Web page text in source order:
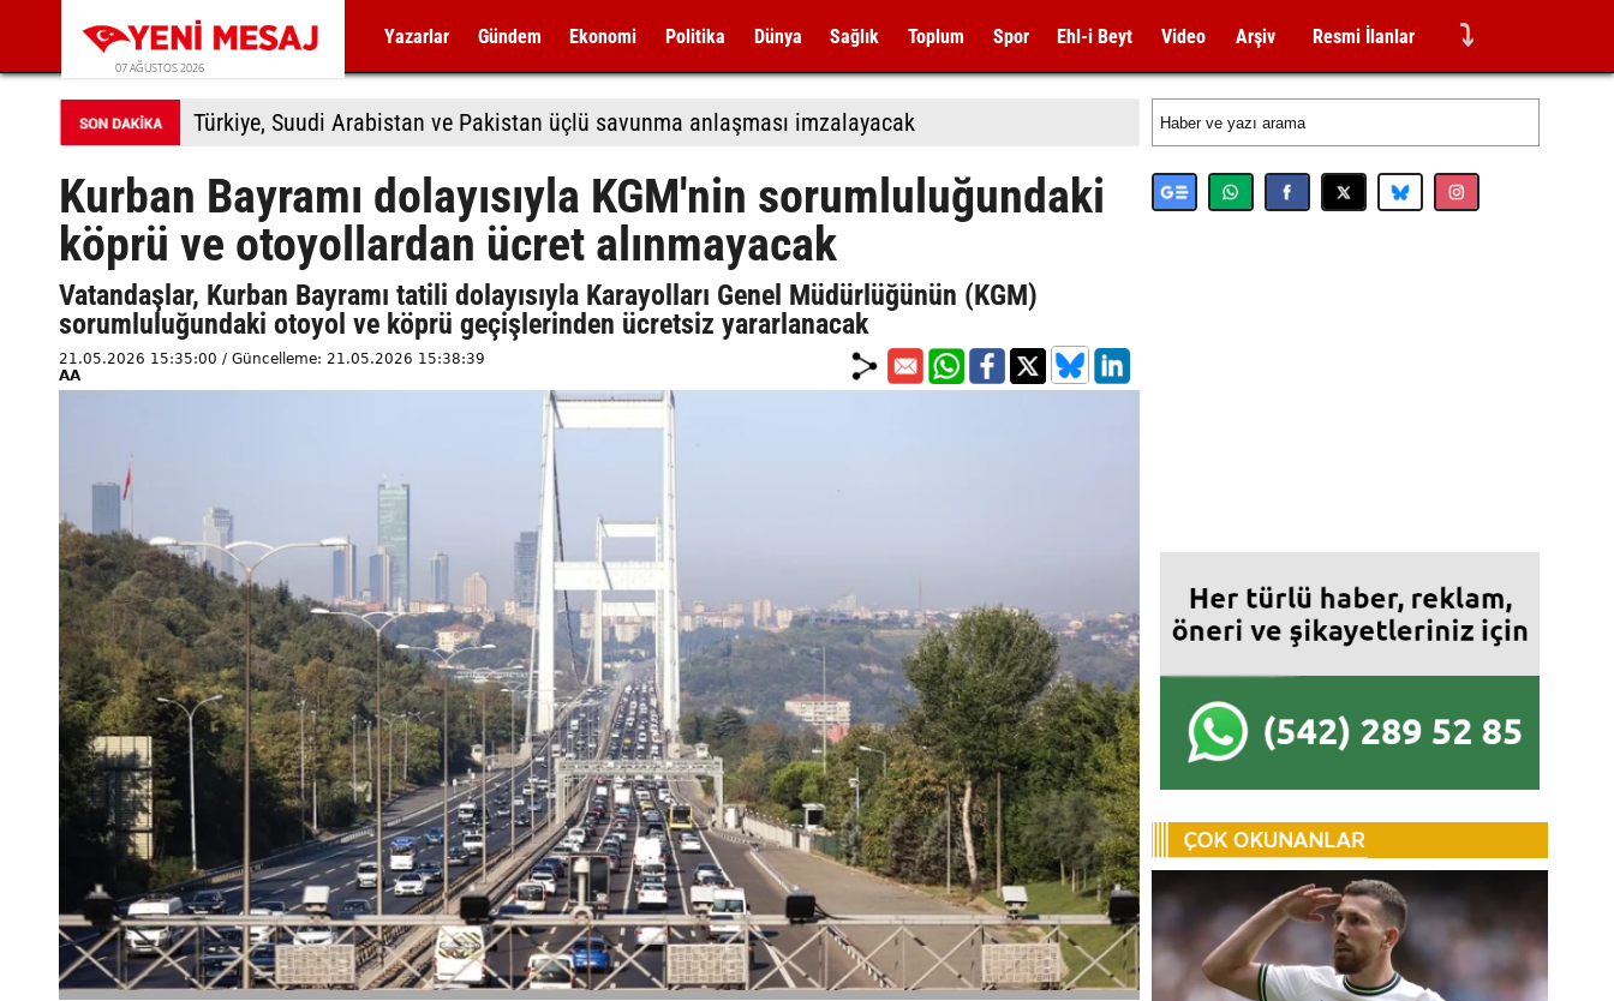
07 AĞUSTOS 2026
Yazarlar Gündem Ekonomi Politika Dünya Sağlık Toplum Spor Ehl-i Beyt Video Arşiv Resmi İlanlar ⤵
Türkiye, Suudi Arabistan ve Pakistan üçlü savunma anlaşması imzalayacak
Kurban Bayramı dolayısıyla KGM'nin sorumluluğundaki
köprü ve otoyollardan ücret alınmayacak
Vatandaşlar, Kurban Bayramı tatili dolayısıyla Karayolları Genel Müdürlüğünün (KGM)
sorumluluğundaki otoyol ve köprü geçişlerinden ücretsiz yararlanacak
21.05.2026 15:35:00 / Güncelleme: 21.05.2026 15:38:39
AA